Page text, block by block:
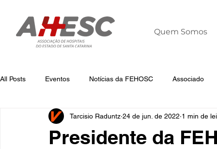
Quem Somos
All Posts Eventos Notícias da FEHOSC Associado
Notícias da AHESC Liderança Dia
Presidente da
Tarcisio Raduntz 24 de jun. de 2022 1 min de